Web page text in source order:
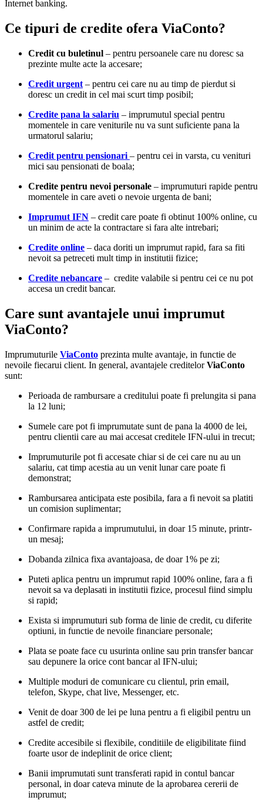
Internet banking.
Ce tipuri de credite ofera ViaConto?
Credit cu buletinul – pentru persoanele care nu doresc sa
prezinte multe acte la accesare;
Credit urgent – pentru cei care nu au timp de pierdut si
doresc un credit in cel mai scurt timp posibil;
Credite pana la salariu – imprumutul special pentru
momentele in care veniturile nu va sunt suficiente pana la
urmatorul salariu;
Credit pentru pensionari – pentru cei in varsta, cu venituri
mici sau pensionati de boala;
Credite pentru nevoi personale – imprumuturi rapide pentru
momentele in care aveti o nevoie urgenta de bani;
Imprumut IFN – credit care poate fi obtinut 100% online, cu
un minim de acte la contractare si fara alte intrebari;
Credite online – daca doriti un imprumut rapid, fara sa fiti
nevoit sa petreceti mult timp in institutii fizice;
Credite nebancare – credite valabile si pentru cei ce nu pot
accesa un credit bancar.
Care sunt avantajele unui imprumut
ViaConto?
Imprumuturile ViaConto prezinta multe avantaje, in functie de
nevoile fiecarui client. In general, avantajele creditelorViaConto
sunt:
Perioada de rambursare a creditului poate fi prelungita si pana
la 12 luni;
Sumele care pot fi imprumutate sunt de pana la 4000 de lei,
pentru clientii care au mai accesat creditele IFN-ului in trecut;
Imprumuturile pot fi accesate chiar si de cei care nu au un
salariu, cat timp acestia au un venit lunar care poate fi
demonstrat;
Rambursarea anticipata este posibila, fara a fi nevoit sa platiti
un comision suplimentar;
Confirmare rapida a imprumutului, in doar 15 minute, printr-
un mesaj;
Dobanda zilnica fixa avantajoasa, de doar 1% pe zi;
Puteti aplica pentru un imprumut rapid 100% online, fara a fi
nevoit sa va deplasati in institutii fizice, procesul fiind simplu
si rapid;
Exista si imprumuturi sub forma de linie de credit, cu diferite
optiuni, in functie de nevoile financiare personale;
Plata se poate face cu usurinta online sau prin transfer bancar
sau depunere la orice cont bancar al IFN-ului;
Multiple moduri de comunicare cu clientul, prin email,
telefon, Skype, chat live, Messenger, etc.
Venit de doar 300 de lei pe luna pentru a fi eligibil pentru un
astfel de credit;
Credite accesibile si flexibile, conditiile de eligibilitate fiind
foarte usor de indeplinit de orice client;
Banii imprumutati sunt transferati rapid in contul bancar
personal, in doar cateva minute de la aprobarea cererii de
imprumut;